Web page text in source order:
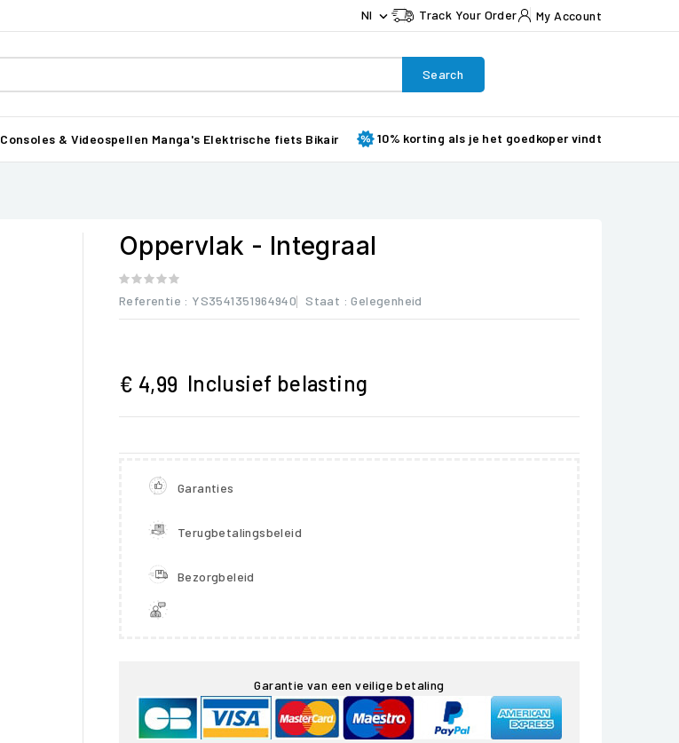
Nl  Track Your Order My Account
Search
Consoles & Videospellen Manga's Elektrische fiets Bikair 10% korting als je het goedkoper vindt
Oppervlak - Integraal
Referentie : YS3541351964940 Staat : Gelegenheid
€ 4,99 Inclusief belasting
Garanties
Terugbetalingsbeleid
Bezorgbeleid
Garantie van een veilige betaling